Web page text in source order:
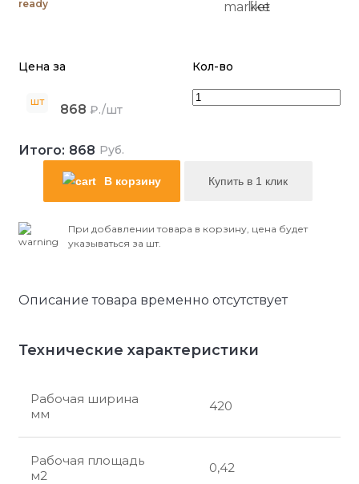
Цена за
шт
868 ₽./шт
Кол-во
Итого: 868 Руб.
В корзину Купить в 1 клик
При добавлении товара в корзину, цена будет
указываться за шт.
Описание товара временно отсутствует
Технические характеристики
Рабочая ширина
мм
420
Рабочая площадь
м2
0,42